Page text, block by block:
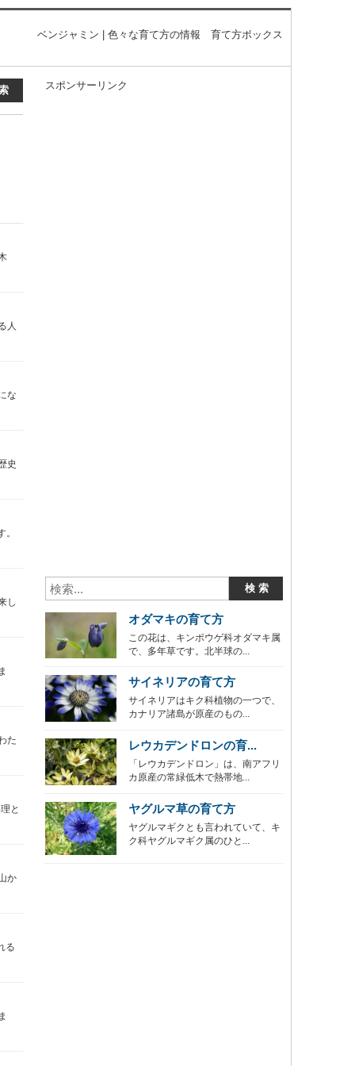
ベンジャミン | 色々な育て方の情報 育て方ボックス
人
な
史
し
た
と
か
る
スポンサーリンク
オダマキの育て方
この花は、キンポウゲ科オダマキ属
で、多年草です。北半球の...
サイネリアの育て方
サイネリアはキク科植物の一つで、
カナリア諸島が原産のもの...
レウカデンドロンの育...
「レウカデンドロン」は、南アフリ
カ原産の常緑低木で熱帯地...
ヤグルマ草の育て方
ヤグルマギクとも言われていて、キ
ク科ヤグルマギク属のひと...